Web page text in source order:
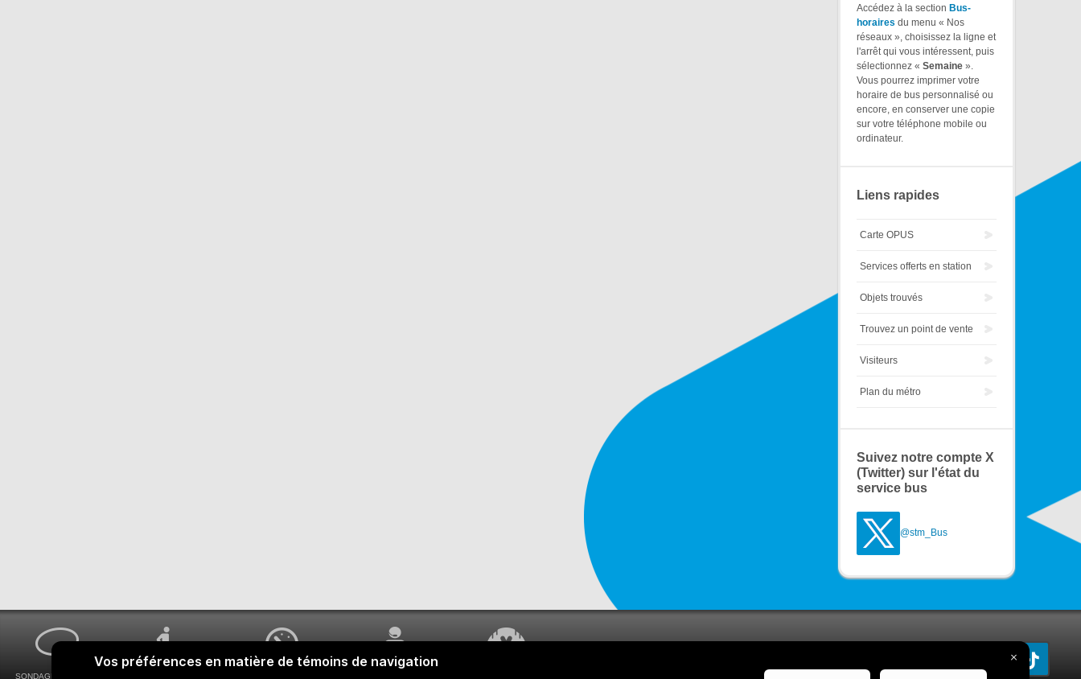
Accédez à la section Bus-
horaires du menu « Nos
réseaux », choisissez la ligne et
l'arrêt qui vous intéressent, puis
sélectionnez « Semaine ».
Vous pourrez imprimer votre
horaire de bus personnalisé ou
encore, en conserver une copie
sur votre téléphone mobile ou
ordinateur.
Liens rapides
Carte OPUS
Services offerts en station
Objets trouvés
Trouvez un point de vente
Visiteurs
Plan du métro
Suivez notre compte X
(Twitter) sur l'état du
service bus
@stm_Bus
SONDAGES MA VOIX